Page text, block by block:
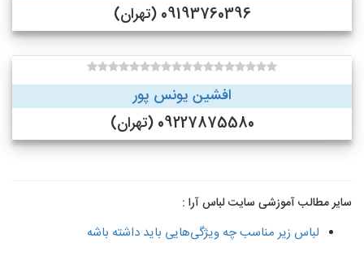
09193760396 (تهران)
افشین یونس پور
09227875580 (تهران)
سایر مطالب آموزشی سایت لباس آرا :
لباس زیر مناسب چه ویژگی‌هایی باید داشته باشه